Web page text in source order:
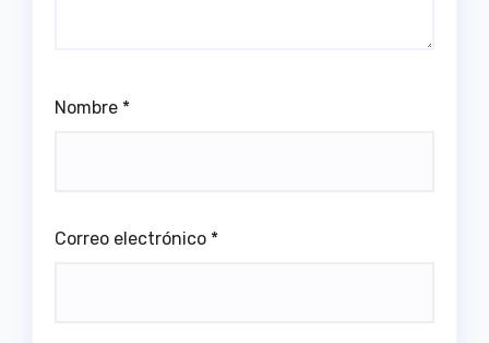
Nombre *
Correo electrónico *